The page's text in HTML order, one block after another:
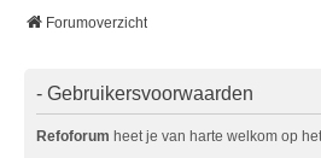
Forumoverzicht
- Gebruikersvoorwaarden
Refoforum heet je van harte welkom op